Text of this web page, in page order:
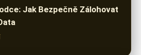
Jak Bezpečně Zálohovat